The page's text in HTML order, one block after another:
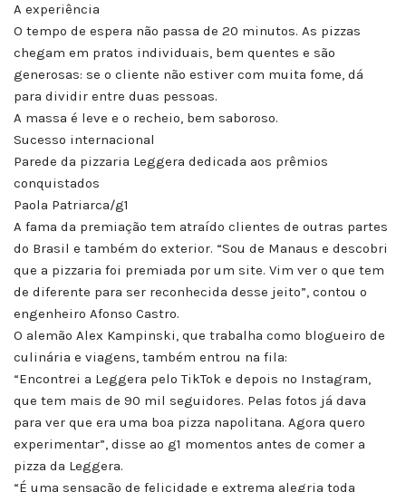
A experiência
O tempo de espera não passa de 20 minutos. As pizzas
chegam em pratos individuais, bem quentes e são
generosas: se o cliente não estiver com muita fome, dá
para dividir entre duas pessoas.
A massa é leve e o recheio, bem saboroso.
Sucesso internacional
Parede da pizzaria Leggera dedicada aos prêmios
conquistados
Paola Patriarca/g1
A fama da premiação tem atraído clientes de outras partes
do Brasil e também do exterior. “Sou de Manaus e descobri
que a pizzaria foi premiada por um site. Vim ver o que tem
de diferente para ser reconhecida desse jeito”, contou o
engenheiro Afonso Castro.
O alemão Alex Kampinski, que trabalha como blogueiro de
culinária e viagens, também entrou na fila:
“Encontrei a Leggera pelo TikTok e depois no Instagram,
que tem mais de 90 mil seguidores. Pelas fotos já dava
para ver que era uma boa pizza napolitana. Agora quero
experimentar”, disse ao g1 momentos antes de comer a
pizza da Leggera.
“É uma sensação de felicidade e extrema alegria toda